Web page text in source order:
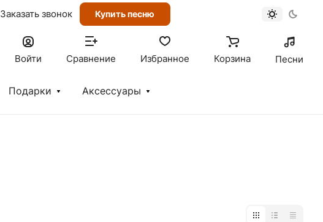
Заказать звонок Купить песню
Войти Сравнение Избранное Корзина Песни
Подарки Аксессуары